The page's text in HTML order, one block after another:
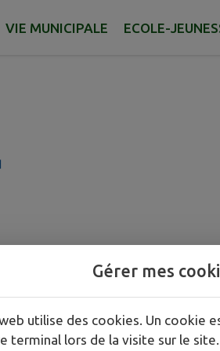
VIE MUNICIPALE ECOLE-
Gérer mes
utilise des cookies. Un cookie
terminal lors de la visite sur le site.